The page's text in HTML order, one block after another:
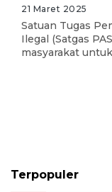
21 Maret 2025
Satuan Tugas
Ilegal (Satgas
masyarakat
Terpopuler